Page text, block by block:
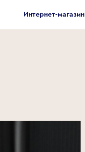
Интернет-магазин